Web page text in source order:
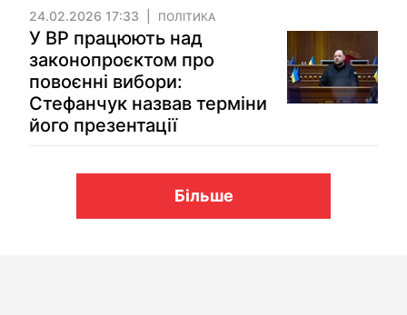
24.02.2026 17:33 ПОЛІТИКА
У ВР працюють над
законопроєктом про
повоєнні вибори:
Стефанчук назвав терміни
його презентації
Більше